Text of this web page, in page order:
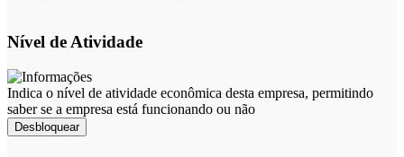
Nível de Atividade
Indica o nível de atividade econômica desta empresa, permitindo
saber se a empresa está funcionando ou não
Desbloquear